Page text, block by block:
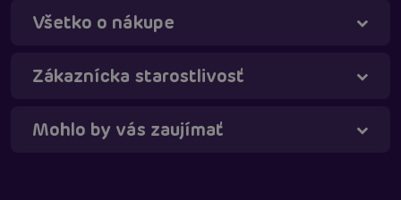
Všetko o nákupe
Zákaznícka starostlivosť
Mohlo by vás zaujímať
Táňa - virtuálna asistentka